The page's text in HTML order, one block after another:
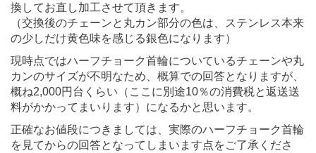
換してお直し加工させて頂きます。
（交換後のチェーンと丸カン部分の色は、ステンレス本来
の少しだけ黄色味を感じる銀色になります）
現時点ではハーフチョーク首輪についているチェーンや丸
カンのサイズが不明なため、概算での回答となりますが、
概ね2,000円台くらい（ここに別途10％の消費税と返送送
料がかかってまいります）になるかと思います。
正確なお値段につきましては、実際のハーフチョーク首輪
を見てからの回答となってしまいます点をご了承くださ